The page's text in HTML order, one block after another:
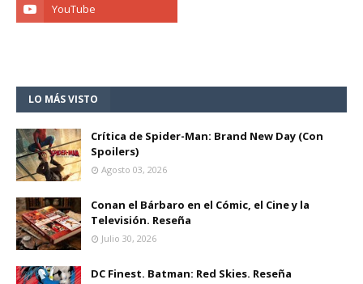
LO MÁS VISTO
Crítica de Spider-Man: Brand New Day (Con
Spoilers)
Agosto 03, 2026
Conan el Bárbaro en el Cómic, el Cine y la
Televisión. Reseña
Julio 30, 2026
DC Finest. Batman: Red Skies. Reseña